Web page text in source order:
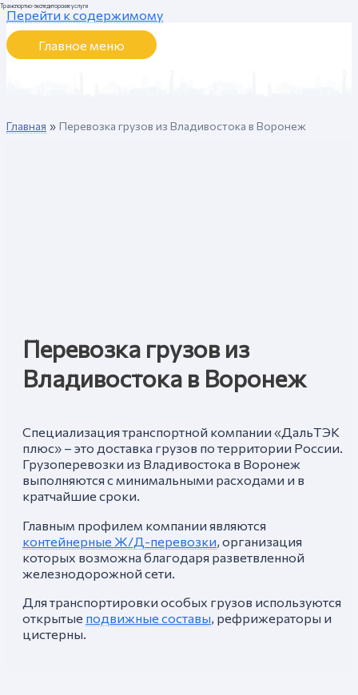
Перейти к содержимому
Транспортно-экспедиторские услуги
Главное меню
Главная Перевозка грузов из Владивостока в Воронеж
Перевозка грузов из
Владивостока в Воронеж
Специализация транспортной компании «ДальТЭК
плюс» – это доставка грузов по территории России.
Грузоперевозки из Владивостока в Воронеж
выполняются с минимальными расходами и в
кратчайшие сроки.
Главным профилем компании являются
контейнерные Ж/Д-перевозки, организация
которых возможна благодаря разветвленной
железнодорожной сети.
Для транспортировки особых грузов используются
открытые подвижные составы, рефрижераторы и
цистерны.